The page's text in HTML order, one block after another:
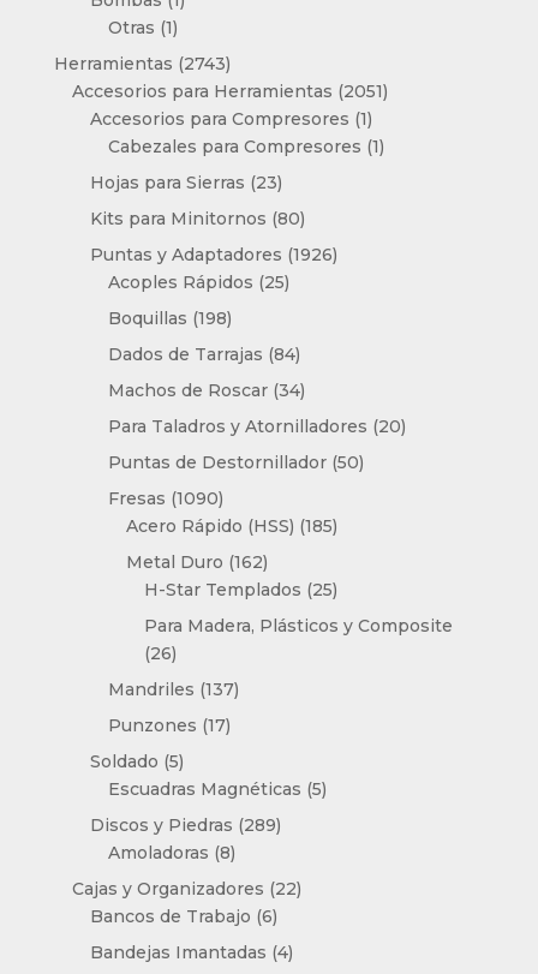
Otras 11
producto
Herramientas 27432743
productos
Accesorios para Herramientas 20512051
Accesorios para Compresores 11
producto
Cabezales para Compresores 11
Hojas para Sierras 2323
productos
Kits para Minitornos 8080
productos
Puntas y Adaptadores 19261926
Acoples Rápidos 2525
Boquillas 198198
productos
Dados de Tarrajas 8484
productos
Machos de Roscar 3434
productos
Para Taladros y Atornilladores 2020
Puntas de Destornillador 5050
Fresas 10901090
productos
Acero Rápido (HSS) 185185
Metal Duro 162162
productos
H-Star Templados 2525
productos
Para Madera, Plásticos y Composite
2626
productos
Mandriles 137137
Punzones 1717
Soldado 55
productos
Escuadras Magnéticas 55
Discos y Piedras 289289
Amoladoras 88
productos
Cajas y Organizadores 2222
Bancos de Trabajo 66
productos
Bandejas Imantadas 44